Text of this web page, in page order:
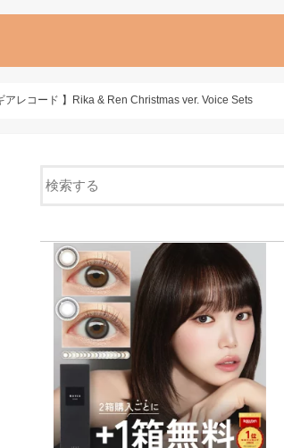
レコード 】Rika & Ren Christmas ver. Voice Sets